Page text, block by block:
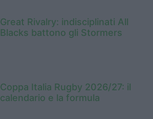
Great Rivalry: indisciplinati All
Blacks battono gli Stormers
Coppa Italia Rugby 2026/27: il
calendario e la formula